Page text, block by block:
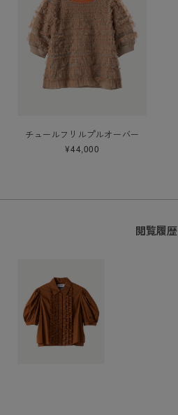
チュールフリルプルオーバー
¥44,000
閲覧履歴